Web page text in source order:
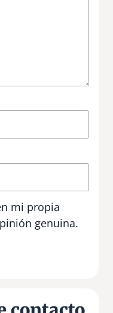
mi propia
genuina.